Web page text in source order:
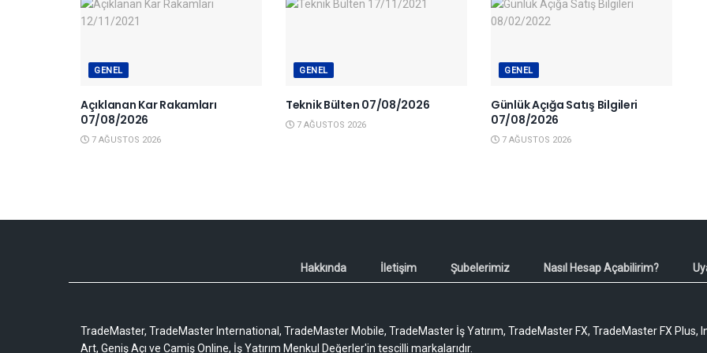
GENEL
Açıklanan Kar Rakamları
07/08/2026
7 AĞUSTOS 2026
GENEL
Teknik Bülten 07/08/2026
7 AĞUSTOS 2026
GENEL
Günlük Açığa Satış Bilgileri
07/08/2026
7 AĞUSTOS 2026
Hakkında İletişim Şubelerimiz Nasıl Hesap Açabilirim?
TradeMaster, TradeMaster International, TradeMaster Mobile, TradeMaster İş Yatırım, TradeMaster FX, TradeMaster FX Plus,
Art, Geniş Açı ve Camiş Online, İş Yatırım Menkul Değerler'in tescilli markalarıdır.